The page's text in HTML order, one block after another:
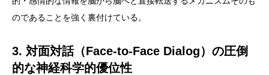
のであることを強く裏付けている。
3. 対面対話（Face-to-Face Dialog）の圧倒
的な神経科学的優位性